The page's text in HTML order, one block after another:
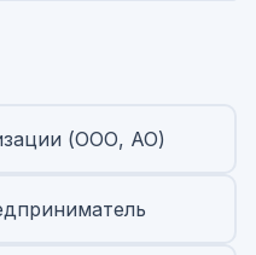
(ООО, АО)